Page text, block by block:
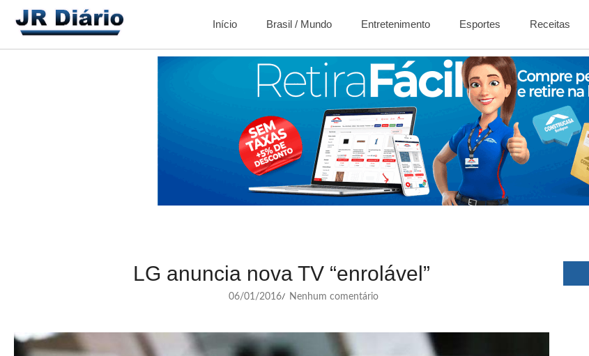
Início Brasil / Mundo Entretenimento Esportes Receitas
LG anuncia nova TV “enrolável”
06/01/2016/ Nenhum comentário